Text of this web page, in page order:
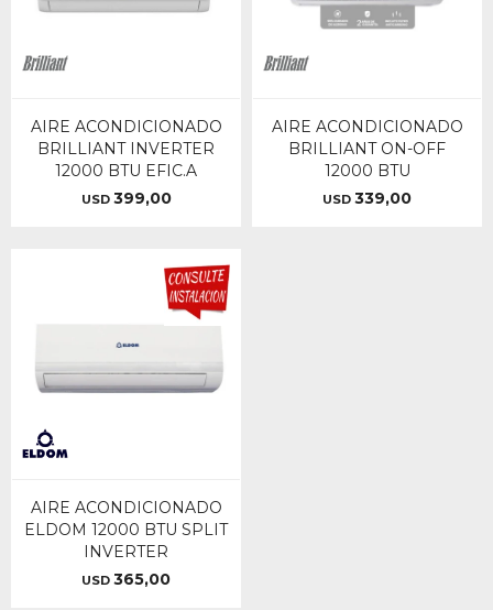
AIRE ACONDICIONADO
BRILLIANT INVERTER
12000 BTU EFIC.A
USD 399,00
AIRE ACONDICIONADO
BRILLIANT ON-OFF
12000 BTU
USD 339,00
AIRE ACONDICIONADO
ELDOM 12000 BTU SPLIT
INVERTER
USD 365,00